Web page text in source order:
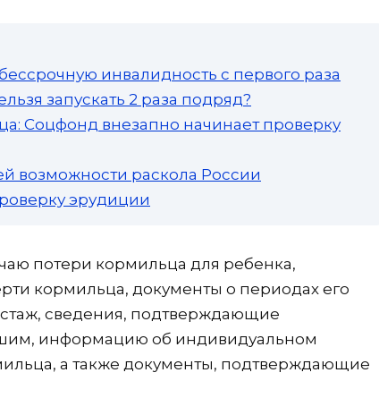
инвалидность с первого раза
запускать 2 раза подряд?
Соцфонд внезапно начинает проверку
возможности раскола России
эрудиции
потери кормильца для ребенка,
кормильца, документы о периодах его
сведения, подтверждающие
информацию об индивидуальном
а также документы, подтверждающие